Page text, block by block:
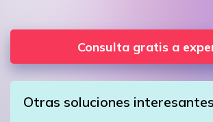
Consulta gratis a
Otras soluciones interesantes